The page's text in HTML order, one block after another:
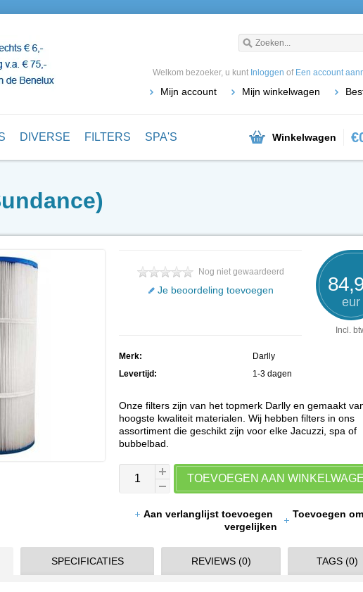
Welkom bezoeker, u kunt Inloggen of Een account
Mijn account Mijn winkelwagen
DIVERSE FILTERS SPA'S Winkelwagen
eur
Incl.
Nog niet gewaardeerd
Je beoordeling toevoegen
Merk:
Darlly
Levertijd:
1-3 dagen
Onze filters zijn van het topmerk Darlly en gemaakt
hoogste kwaliteit materialen. Wij hebben filters in ons
assortiment die geschikt zijn voor elke Jacuzzi, spa of
bubbelbad.
TOEVOEGEN AAN
Aan verlanglijst toevoegen
Toevoegen
vergelijken
SPECIFICATIES REVIEWS (0) TAGS (0)